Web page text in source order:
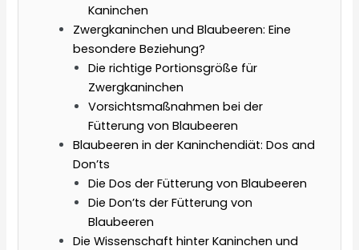
Kaninchen
Zwergkaninchen und Blaubeeren: Eine
besondere Beziehung?
Die richtige Portionsgröße für
Zwergkaninchen
Vorsichtsmaßnahmen bei der
Fütterung von Blaubeeren
Blaubeeren in der Kaninchendiät: Dos and
Don’ts
Die Dos der Fütterung von Blaubeeren
Die Don’ts der Fütterung von
Blaubeeren
Die Wissenschaft hinter Kaninchen und